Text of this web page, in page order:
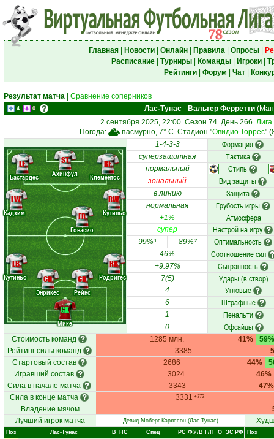
Главная| Новости| Онлайн| Правила| Опросы|
Расписание| Турниры| Команды| Игроки|
Рейтинги| Форум Чат|
Результат матча Сравнение соперников
4 0 Лас-Тунас- Вальтер Ферретти
2 сентября 2025, 22:00. Сезон 74. День 266.
Погода:
пасмурно, 7° C. Стадион "Овидио Торрес"
Мике
Кутиньо
Энрикес
Рейнс
Родригес
Кадхим
Гонасио
Кутиньо
Бастардес Ахинфул Клементос
GK
LB
CD
CD
RB
LW
FR
RW
LF ST RF
1-4-3-3 Формация
суперзащитная Тактика
нормальный Стиль
зональный Вид защиты
в линию Защита
нормальная Грубость игры
+1% Атмосфера
супер Настрой на игру
99%1 89%2 Оптимальность
46% Соотношение сил
+9.97% Сыгранность
7(5) Удары (в створ)
4 Угловые
6 Штрафные
1 Пенальти
0 Офсайды
Стоимость команд 1285 млн. 41%
59%
Рейтинг силы команд
3385
Стартовый состав
2686 44%
Игравший состав
3024
46%
Сила в начале матча
3343
47%
Сила в конце матча
3331 +372
Владение мячом
Лучший игрок матча
Девид Моберг-Карлссон (Лас-Тунас)
Поз Лас-Тунас В НC Спец РC ФУ/В Г/П О ЗС РФ
Поз